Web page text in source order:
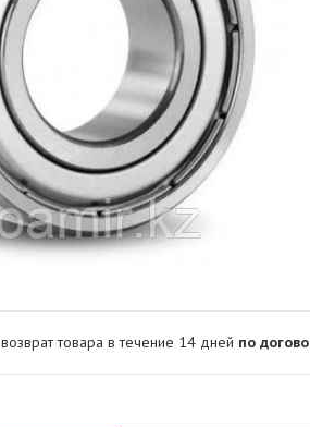
возврат товара в течение 14 дней по